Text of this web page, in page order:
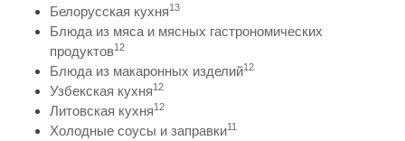
Белорусская кухня13
Блюда из мяса и мясных гастрономических
продуктов12
Блюда из макаронных изделий12
Узбекская кухня12
Литовская кухня12
Холодные соусы и заправки11